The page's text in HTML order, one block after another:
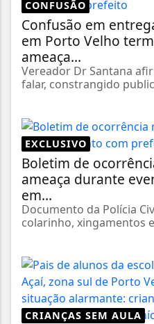
CONFUSÃO
Confusão em
em Porto Velho
ameaça...
Vereador Dr Santana
falar, constrangido
EXCLUSIVO
Boletim de
ameaça durante
em...
Documento da Polícia
colarinho, xingamentos
CRIANÇAS SEM AULA